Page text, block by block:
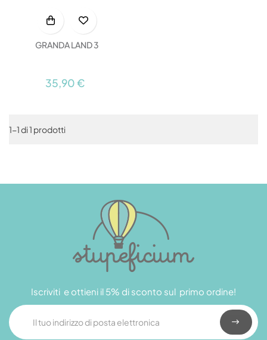
GRANDA LAND 3
35,90 €
1-1 di 1 prodotti
Iscriviti e ottieni il 5% di sconto sul primo ordine!